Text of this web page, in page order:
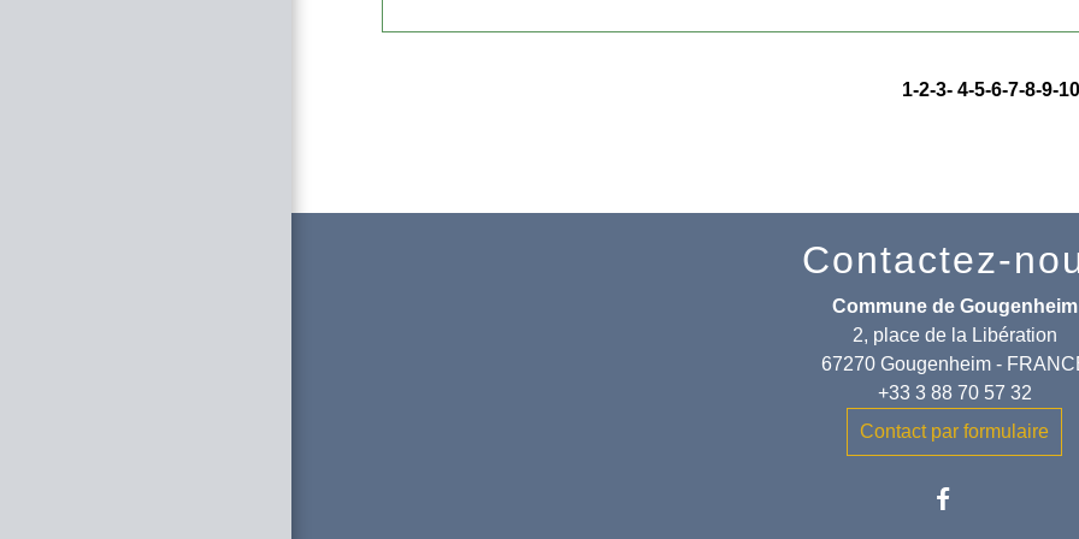
1-2-3- 4-5-6-7-8-9-10
Contactez-
Commune de Gougenheim
2, place de la Libération
67270 Gougenheim -
+33 3 88 70 57 32
Contact par formulaire